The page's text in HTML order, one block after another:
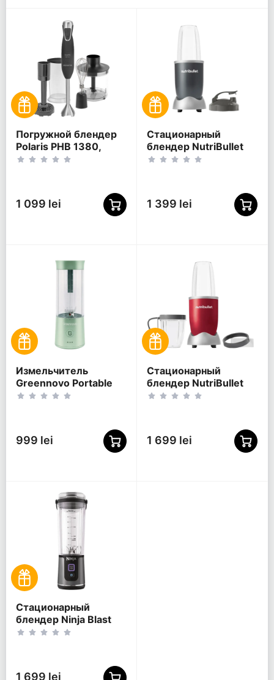
Погружной блендер
Polaris PHB 1380,
Серый
1 099 lei
Стационарный
блендер NutriBullet
NB614DG,
1 399 lei
Измельчитель
Greennovo Portable
Blender, Мятный
999 lei
Стационарный
блендер NutriBullet
NB606R, Красный
1 699 lei
Стационарный
блендер Ninja Blast
BC151EUBK, Чёрный
1 699 lei